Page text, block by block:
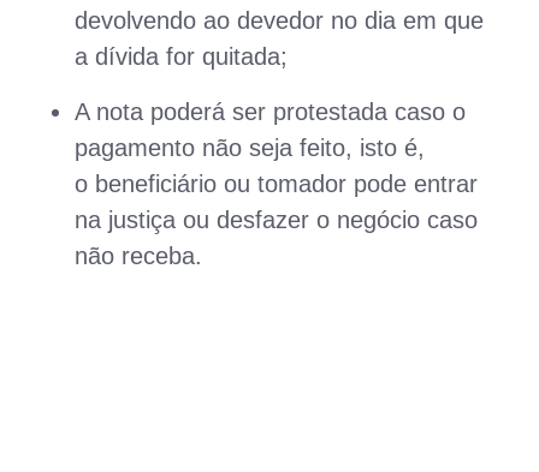
devolvendo ao devedor no dia em que
a dívida for quitada;
A nota poderá ser protestada caso o
pagamento não seja feito, isto é,
o beneficiário ou tomador pode entrar
na justiça ou desfazer o negócio caso
não receba.